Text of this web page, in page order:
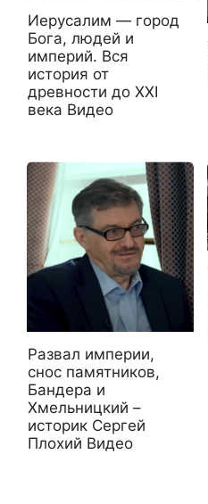
Иерусалим — город
Бога, людей и
империй. Вся
история от
древности до XXI
века Видео
Развал империи,
снос памятников,
Бандера и
Хмельницкий –
историк Сергей
Плохий Видео